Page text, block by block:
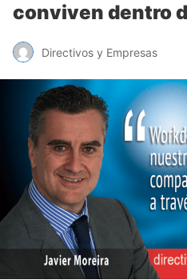
conviven dentro
Directivos y Empresas